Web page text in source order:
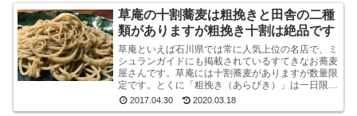
草庵の十割蕎麦は粗挽きと田舎の二種
類がありますが粗挽き十割は絶品です
草庵といえば石川県では常に人気上位の名店で、ミ
シュランガイドにも掲載されているすてきなお蕎麦
屋さんです。草庵には十割蕎麦がありますが数量限
定です。とくに「粗挽き（あらびき）」は一日限定
１０食というレアな十割蕎麦です。もしも、十割粗
挽きがオー...
2017.04.30 2020.03.18